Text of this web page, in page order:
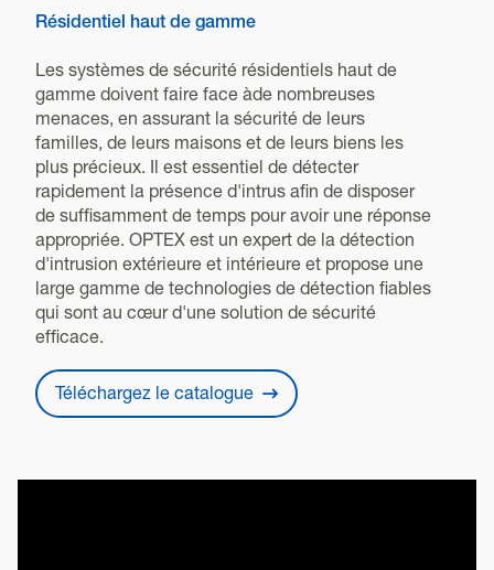
Résidentiel haut de gamme
Les systèmes de sécurité résidentiels haut de
gamme doivent faire face àde nombreuses
menaces, en assurant la sécurité de leurs
familles, de leurs maisons et de leurs biens les
plus précieux. Il est essentiel de détecter
rapidement la présence d'intrus afin de disposer
de suffisamment de temps pour avoir une réponse
appropriée. OPTEX est un expert de la détection
d'intrusion extérieure et intérieure et propose une
large gamme de technologies de détection fiables
qui sont au cœur d'une solution de sécurité
efficace.
Téléchargez le catalogue